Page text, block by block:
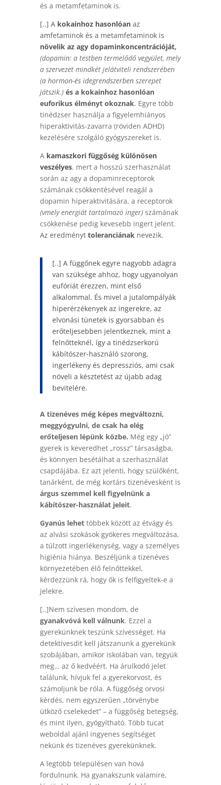
és a metamfetaminok is.
[..] A kokainhoz hasonlóanaz
amfetaminok és a metamfetaminok is
növelik az agy dopaminkoncentrációját,
(dopamin: a testben termelődő vegyület, mely
a szervezet mindkét jelátviteli rendszerében
(a hormon-és idegrendszerbenszerepet
játszik.)és a kokainhoz hasonlóan
euforikus élményt okoznak. Egyre több
tinédzser használja a figyelemhiányos
hiperaktivitás-zavarra (röviden ADHD)
kezelésére szolgáló gyógyszereket is.
A kamaszkori függőség különösen
veszélyes, mert a hosszú szerhasználat
során az agy a dopaminreceptorok
számának csökkentésével reagál a
dopamin hiperaktivitására, a receptorok
(vmely energiát tartalmazó inger)számának
csökkenése pedig kevesebb ingert jelent.
Az eredményt toleranciánaknevezik.
[..] A függőnek egyre nagyobb adagra
van szüksége ahhoz, hogy ugyanolyan
eufóriát érezzen, mint első
alkalommal. És mivel a jutalompályák
hiperérzékenyek az ingerekre, az
elvonási tünetek is gyorsabban és
erőteljesebben jelentkeznek, mint a
felnőtteknél, így a tinédzserkorú
kábítószer-használó szorong,
ingerlékeny és depressziós, ami csak
növeli a késztetést az újabb adag
bevitelére.
A tizenéves még képes megváltozni,
meggyógyulni, de csak ha elég
erőteljesen lépünk közbe. Még egy „jó”
gyerek is keveredhet „rossz” társaságba,
és könnyen besétálhat a szerhasználat
csapdájába. Ez azt jelenti, hogy szülőként,
tanárként, de még kortárs tizenévesként is
árgus szemmel kell figyelnünk a
kábítószer-használat jeleit.
Gyanús lehet többek között az étvágy és
az alvási szokások gyökeres megváltozása,
a túlzott ingerlékenység, vagy a személyes
higiénia hiánya. Beszéljünk a tizenéves
környezetében élő felnőttekkel,
kérdezzünk rá, hogy ők is felfigyeltek-e a
jelekre.
[..]Nem szívesen mondom, de
gyanakvóvá kell válnunk. Ezzel a
gyerekünknek teszünk szívességet. Ha
detektívesdit kell játszanunk a gyerekünk
szobájában, amikor iskolában van, tegyük
meg… az ő kedvéért. Ha árulkodó jelet
találunk, hívjuk fel a gyerekorvost, és
számoljunk be róla. A függőség orvosi
kérdés, nem egyszerűen „törvénybe
ütköző cselekedet” – a függőség betegség,
és mint ilyen, gyógyítható. Több tucat
weboldal ajánl ingyenes segítséget
nekünk és tizenéves gyerekünknek.
A legtöbb településen van hová
fordulnunk. Ha gyanakszunk valamire,